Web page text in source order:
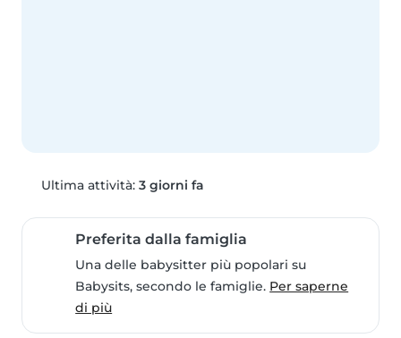
Ultima attività: 3 giorni fa
Preferita dalla famiglia
Una delle babysitter più popolari su
Babysits, secondo le famiglie. Per saperne
di più